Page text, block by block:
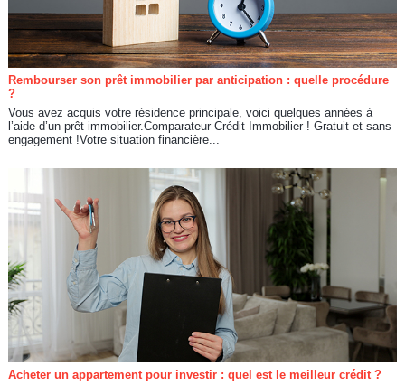
Rembourser son prêt immobilier par anticipation : quelle procédure
?
Vous avez acquis votre résidence principale, voici quelques années à
l’aide d’un prêt immobilier.Comparateur Crédit Immobilier ! Gratuit et sans
engagement !Votre situation financière...
Acheter un appartement pour investir : quel est le meilleur crédit ?